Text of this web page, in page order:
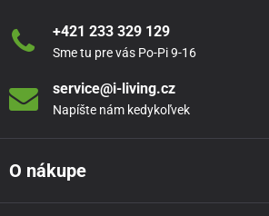
+421 233 329 129
Sme tu pre vás Po-Pi 9-16
service@i-living.cz
Napíšte nám kedykoľvek
O nákupe